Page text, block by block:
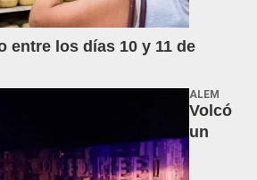
entre los días 10 y 11 de
ALEM
Volcó
un